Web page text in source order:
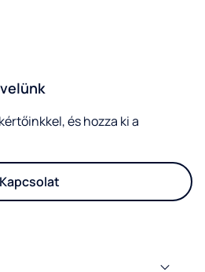
és hozza ki a
Kapcsolat